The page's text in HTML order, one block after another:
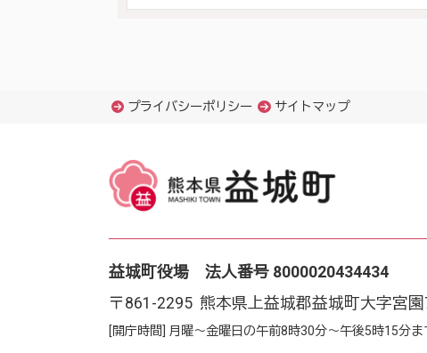
プライバシーポリシー サイトマップ
益城町役場 法人番号 8000020434434
〒861-2295 熊本県上益城郡益城町大字宮園
[開庁時間] 月曜～金曜日の午前8時30分～午後5時15分ま